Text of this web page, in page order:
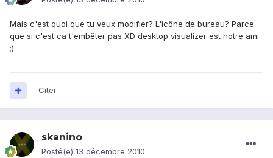
Mais c'est quoi que tu veux modifier? L'icône de bureau? Parce
que si c'est ca t'embêter pas XD desktop visualizer est notre ami
;)
Citer
skanino
Posté(e) 13 décembre 2010